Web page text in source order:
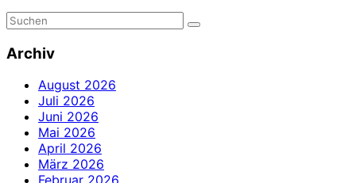
Archiv
August 2026
Juli 2026
Juni 2026
Mai 2026
April 2026
März 2026